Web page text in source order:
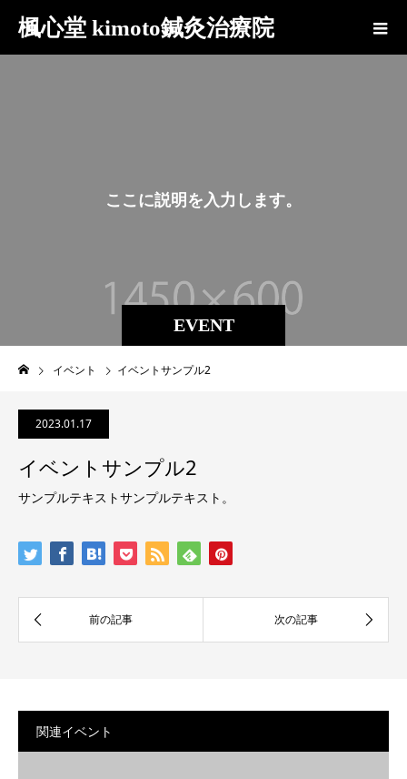
楓心堂 kimoto鍼灸治療院
EVENT
こ こ に説明 を 入 力 し ま す。
イベント イベントサンプル2
2023.01.17
イベントサンプル2
サンプルテキストサンプルテキスト。
関連イベント